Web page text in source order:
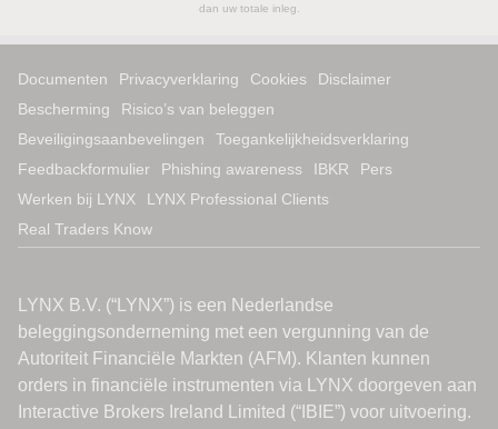
dan uw totale inleg.
Documenten Privacyverklaring Cookies
Disclaimer
Bescherming
Risico’s van beleggen
Beveiligingsaanbevelingen
Toegankelijkheidsverklaring
Feedbackformulier
Phishing awareness IBKR
Pers
Werken bij LYNX
LYNX Professional Clients
Real Traders Know